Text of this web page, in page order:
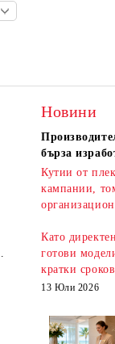
Новини
бърза
Кутии от
кампании,
Като
готови
кратки
13 Юли 2026